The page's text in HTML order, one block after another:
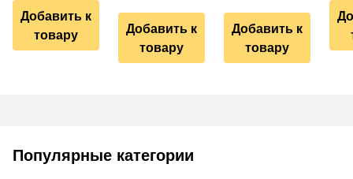
Добавить к
товару
Добавить к
товару
Добавить к
товару
Популярные категории